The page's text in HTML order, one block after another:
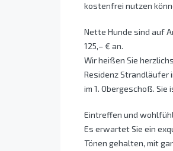
kostenfrei nutzen
Nette Hunde sind auf
125,– € an.
Wir heißen Sie
Residenz Strandläufer
im 1. Obergeschoß.
Eintreffen und
Es erwartet Sie ein
Tönen gehalten, mit